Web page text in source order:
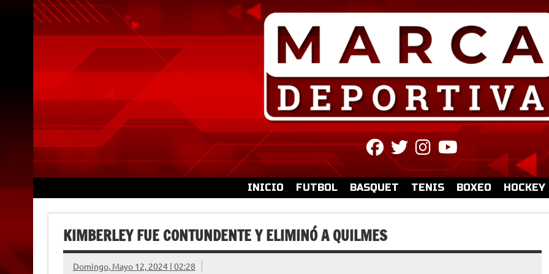
fab
fa-
facebook
fab
fa-
twitter
fab
fa-
instagram
fa-
youtube
INICIO FUTBOL BASQUET TENIS BOXEO HOCKEY
KIMBERLEY FUE CONTUNDENTE Y ELIMINÓ A QUILMES
Domingo, Mayo 12, 2024 | 02:28